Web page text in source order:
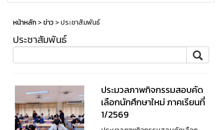
หน้าหลัก>ข่าว> ประชาสัมพันธ์
ประชาสัมพันธ์
ประมวลภาพกิจกรรมสอบคัด
เลือกนักศึกษาใหม่ ภาคเรียนที่
1/2569